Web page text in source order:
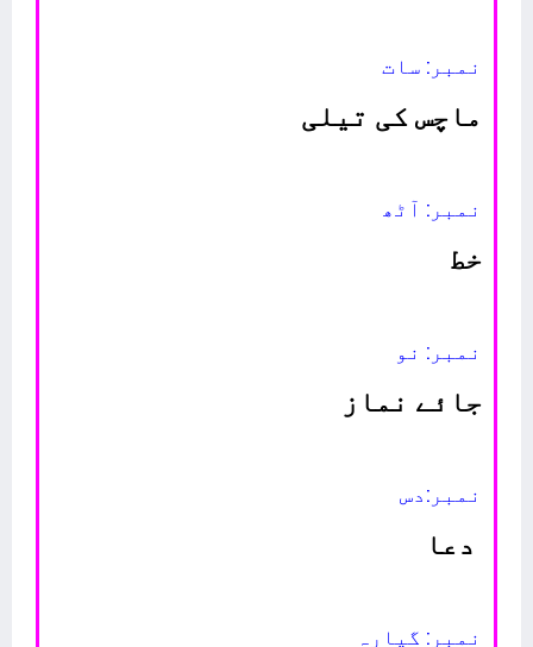
نمبر: سات
ماچس کی تیلی
نمبر: آٹھ
خط
نمبر: نو
جائے نماز
نمبر:دس
دعا
نمبر: گیارہ